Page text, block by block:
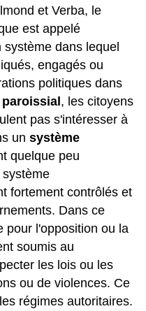
et Verba, le
est appelé
système dans lequel
engagés ou
politiques dans
, les citoyens
pas s'intéresser à
unsystème
quelque peu
fortement contrôlés et
Dans ce
pour l'opposition ou la
soumis au
les lois ou les
ou de violences. Ce
régimes autoritaires.